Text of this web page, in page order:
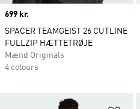
Price
699 kr.
SPACER TEAMGEIST 26 CUTLINE
FULLZIP HÆTTETRØJE
Mænd Originals
4 colours